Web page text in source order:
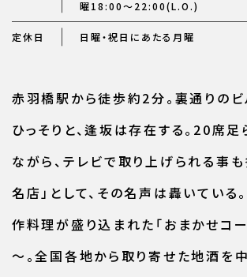
曜18:00～22:00(L.O.)
定休日 日曜・祝日にあたる月曜
赤羽橋駅から徒歩約2分。裏通りの
ひっそりと、逢坂は存在する。20席
ながら、テレビで取り上げられる事も
名店」として、その名声は轟いている
作料理が盛り込まれた「おまかせコ
～。全国各地から取り寄せた地酒を